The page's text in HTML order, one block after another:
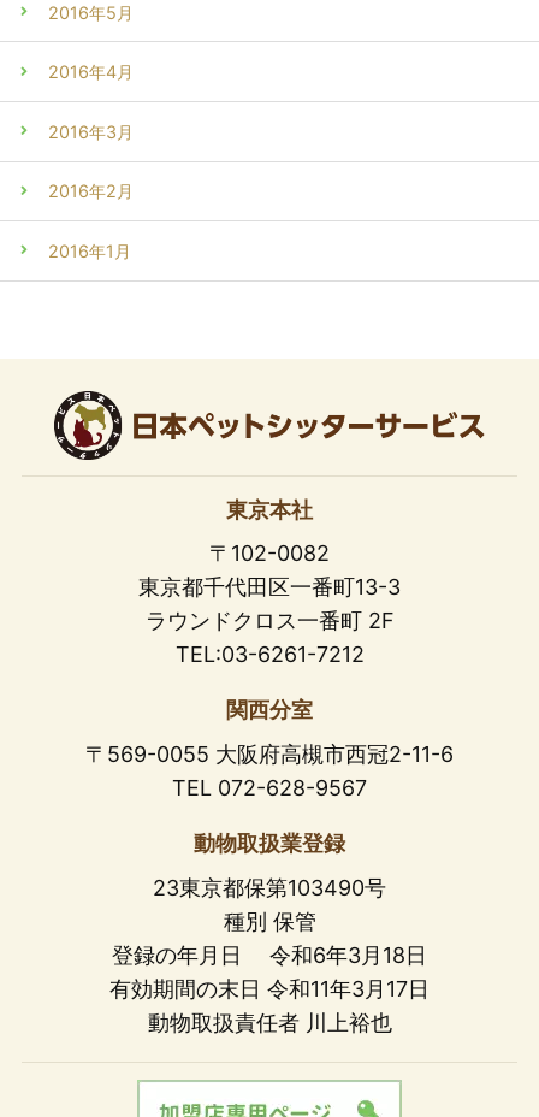
2016年5月
2016年4月
2016年3月
2016年2月
2016年1月
東京本社
〒102-0082
東京都千代田区一番町13-3
ラウンドクロス一番町 2F
TEL:03-6261-7212
関西分室
〒569-0055 大阪府高槻市西冠2-11-6
TEL 072-628-9567
動物取扱業登録
23東京都保第103490号
種別 保管
登録の年月日 令和6年3月18日
有効期間の末日 令和11年3月17日
動物取扱責任者 川上裕也